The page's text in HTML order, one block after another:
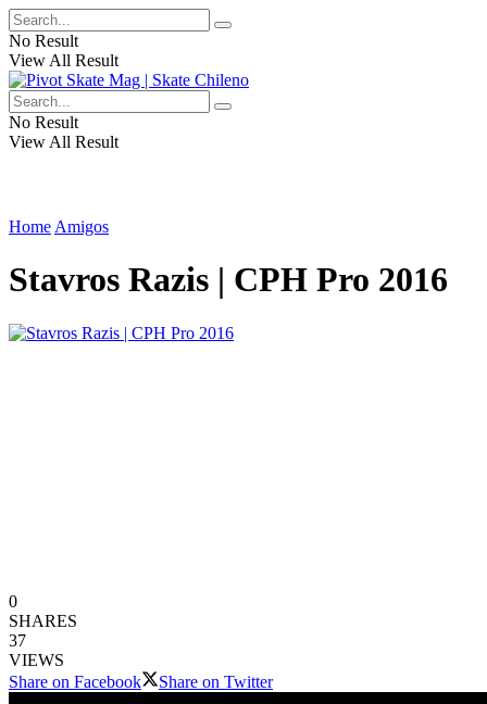
No Result
View All Result
No Result
View All Result
Home Amigos
Stavros Razis | CPH Pro 2016
0
SHARES
37
VIEWS
Share on Facebook
Share on Twitter